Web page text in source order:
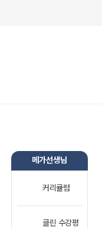
메가선생님
커리큘럼
클린 수강평